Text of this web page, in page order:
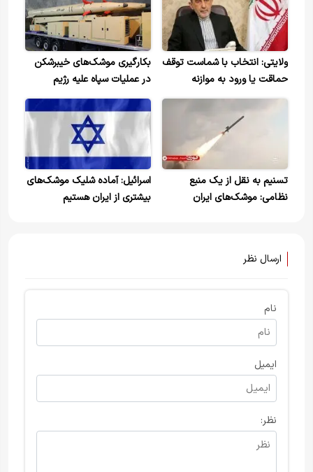
ولایتی: انتخاب با شماست توقف
حماقت یا ورود به موازنه
ضابطه مند شدن دو تنگه!
بکارگیری موشک‌های خیبرشکن
در عملیات سپاه علیه رژیم
صهیونیستی
تسنیم به نقل از یک منبع
نظامی: موشک‌های ایران
اسرائیل: آماده شلیک موشک‌های
بیشتری از ایران هستیم
ارسال نظر
نام
ایمیل
نظر: